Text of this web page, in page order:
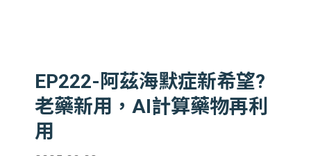
EP222-阿茲海默症新希望?
老藥新用，AI計算藥物再利
用